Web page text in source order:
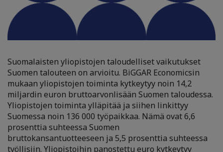
Suomalaisten yliopistojen taloudelliset vaikutukset
Suomen talouteen on arvioitu. BiGGAR Economicsin
mukaan yliopistojen toiminta kytkeytyy noin 14,2
miljardin euron bruttoarvonlisään Suomen taloudessa.
Yliopistojen toiminta ylläpitää ja siihen linkittyy
Suomessa noin 136 000 työpaikkaa. Nämä ovat 6,6
prosenttia suhteessa Suomen
bruttokansantuotteeseen ja 5,5 prosenttia suhteessa
työllisiin. Yliopistoihin panostettu euro kytkeytyy